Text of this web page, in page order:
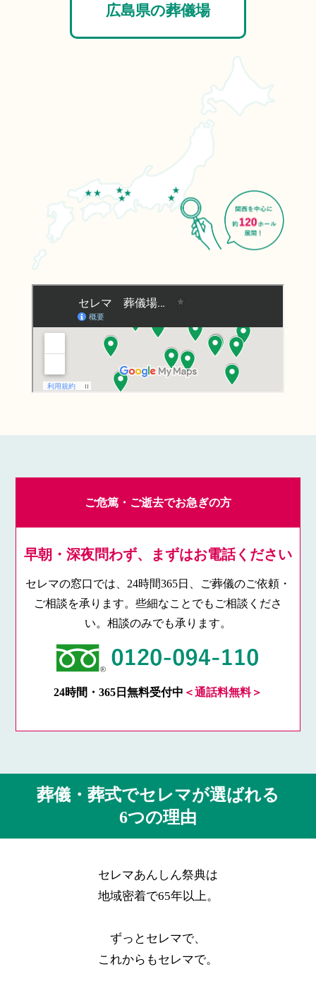
広島県の葬儀場
ご危篤・ご逝去でお急ぎの方
早朝・深夜問わず、まずはお電話ください
セレマの窓口では、24時間365日、ご葬儀のご依頼・
ご相談を承ります。些細なことでもご相談くださ
い。相談のみでも承ります。
24時間・365日無料受付中 ＜通話料無料＞
葬儀・葬式でセレマが選ばれる
6つの理由
セレマあんしん祭典は
地域密着で65年以上。
ずっとセレマで、
これからもセレマで。